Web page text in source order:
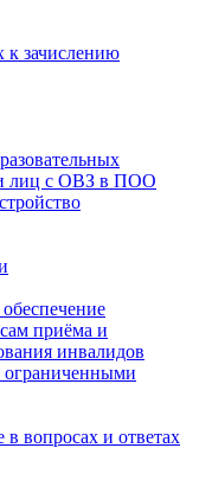
к зачислению
лиц с ОВЗ в ПОО
приёма и
инвалидов
ограниченными
вопросах и ответах